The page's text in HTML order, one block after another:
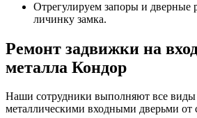
Отрегулируем запоры и дверные
личинку замка.
Ремонт задвижки на
металла Кондор
Наши сотрудники выполняют все виды
металлическими входными дверьми от